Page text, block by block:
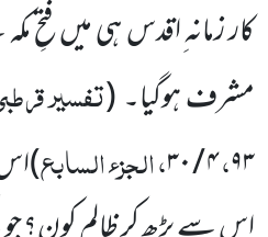
کار زمانہ ِاقدس ہی میں فتحِ
مشرف ہوگیا۔(تفسیر
۹۳،۴/۳۰، الجزء السابع)